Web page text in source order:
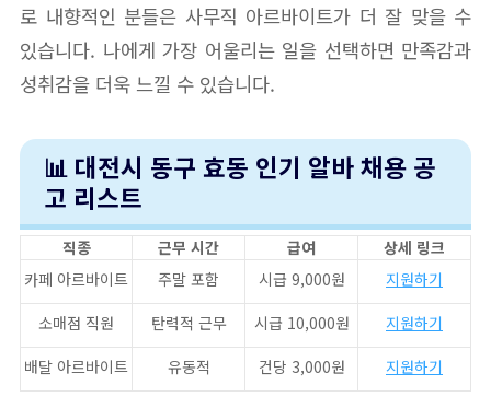
로 내향적인 분들은 사무직 아르바이트가 더 잘 맞을 수
있습니다. 나에게 가장 어울리는 일을 선택하면 만족감과
성취감을 더욱 느낄 수 있습니다.
📊 대전시 동구 효동 인기 알바 채용 공
고 리스트
직종 근무 시간 급여
상세 링크
카페 아르바이트
주말 포함 시급 9,000원
지원하기
소매점 직원
탄력적 근무 시급 10,000원
지원하기
배달 아르바이트
유동적 건당 3,000원 지원하기